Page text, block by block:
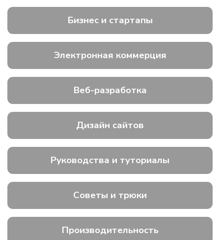
Бизнес и стартапы
Электронная коммерция
Веб-разработка
Дизайн сайтов
Руководства и туториалы
Советы и трюки
Производительность